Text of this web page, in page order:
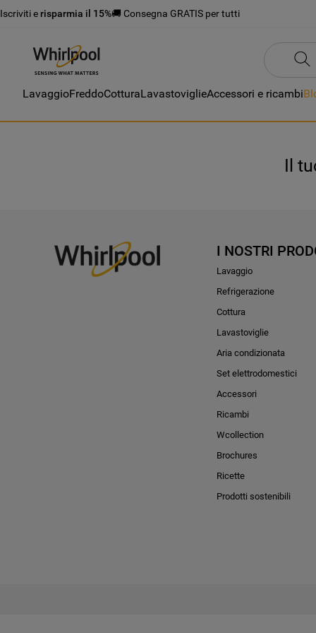
Iscriviti e risparmia il 15%🚚 Consegna GRATIS per tutti
LavaggioFreddoCotturaLavastoviglieAccessori e ricambi
Il
I NOSTRI
Lavaggio
Refrigerazione
Cottura
Lavastoviglie
Aria condizionata
Set elettrodomestici
Accessori
Ricambi
Wcollection
Brochures
Ricette
Prodotti sostenibili